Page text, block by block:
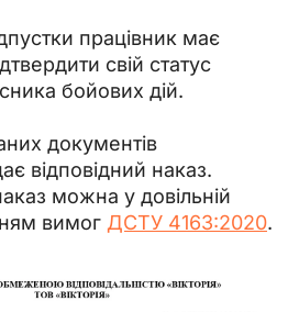
працівник має
свій статус
бойових дій.
документів
відповідний наказ.
можна у довільній
вимог ДСТУ 4163:2020.